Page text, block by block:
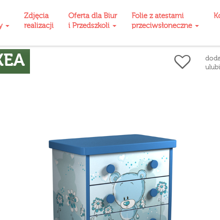
Zdjęcia
realizacji
Oferta dla Biur
i Przedszkoli
Folie z atestami
przeciwsłoneczne